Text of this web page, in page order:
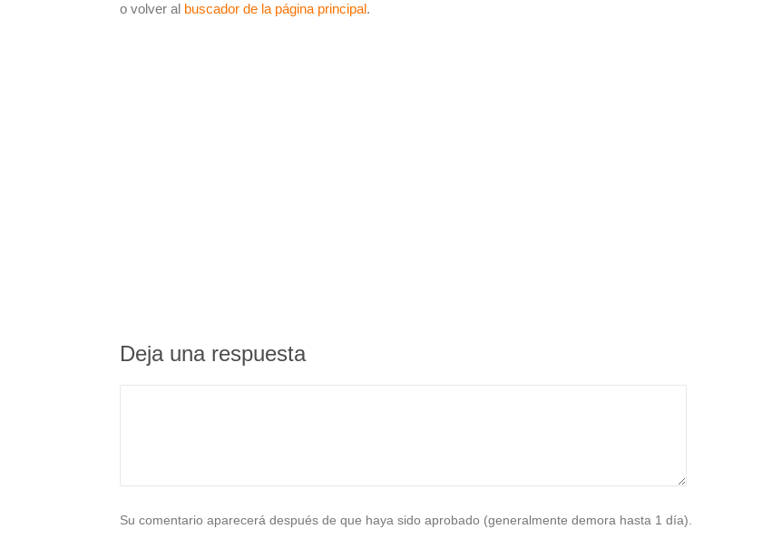
o volver al buscador de la página principal.
Deja una respuesta
Su comentario aparecerá después de que haya sido aprobado (generalmente demora hasta 1 día).